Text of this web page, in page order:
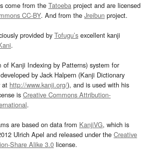
come from the Tatoeba project and are licensed
CC-BY. And from the Jreibun project.
provided by Tofugu’s excellent kanji
.
of Kanji Indexing by Patterns) system for
by Jack Halpern (Kanji Dictionary
at http://www.kanji.org/), and is used with his
is Creative Commons Attribution-
.
are based on data from KanjiVG, which is
Ulrich Apel and released under the Creative
Share Alike 3.0 license.